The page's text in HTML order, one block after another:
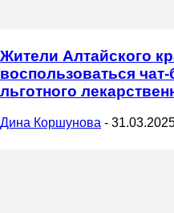
Жители Алтайского
воспользоваться
льготного
Дина Коршунова -